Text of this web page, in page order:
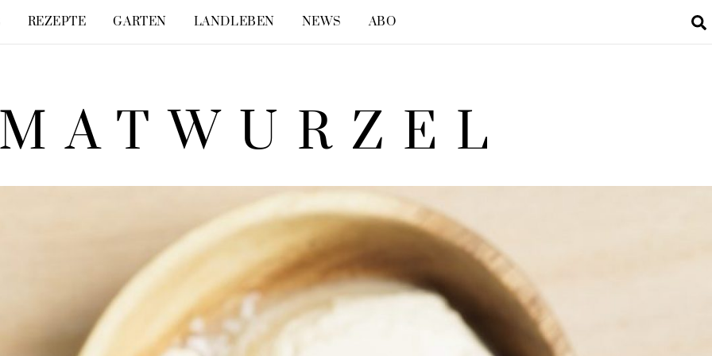
REZEPTE GARTEN LANDLEBEN NEWS ABO